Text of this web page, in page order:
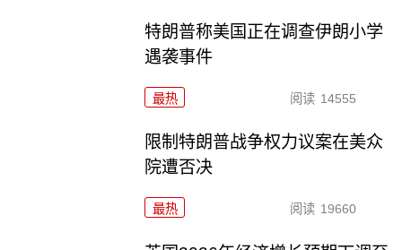
特朗普称美国正在调查伊朗小学
遇袭事件
最热 阅读 14555
限制特朗普战争权力议案在美众
院遭否决
最热 阅读 19660